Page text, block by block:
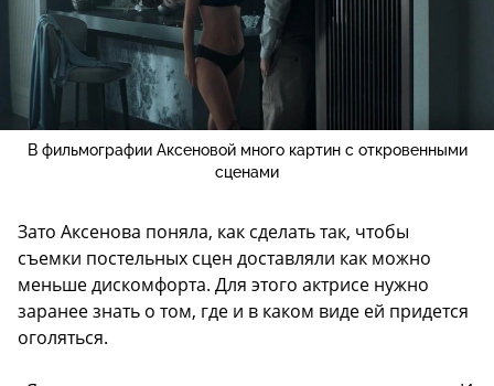
В фильмографии Аксеновой много картин с откровенными
сценами
Зато Аксенова поняла, как сделать так, чтобы
съемки постельных сцен доставляли как можно
меньше дискомфорта. Для этого актрисе нужно
заранее знать о том, где и в каком виде ей придется
оголяться.